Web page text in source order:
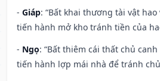
- Giáp: “Bất khai thương tài vật hao
tiến hành mở kho tránh tiền của
- Ngọ: “Bất thiêm cái thất chủ
tiến hành lợp mái nhà để tránh